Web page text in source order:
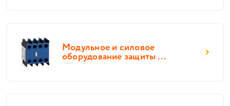
Модульное и силовое
оборудование защиты ...